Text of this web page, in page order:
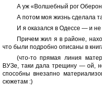
А уж «Волшебный рог
А потом моя жизнь сделала
И я оказался в Одессе — и не
Причем жил я в районе,
что были подробно описаны в
(что-то прямая линия
ВУЗе, таки дала трещину — ой,
способны внезапно
сюжетам :)